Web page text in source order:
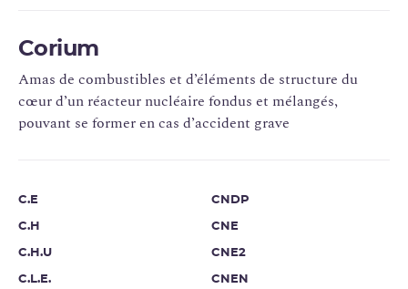
Corium
Amas de combustibles et d’éléments de structure du
cœur d’un réacteur nucléaire fondus et mélangés,
pouvant se former en cas d’accident grave
C.E
C.H
C.H.U
C.L.E.
CNDP
CNE
CNE2
CNEN